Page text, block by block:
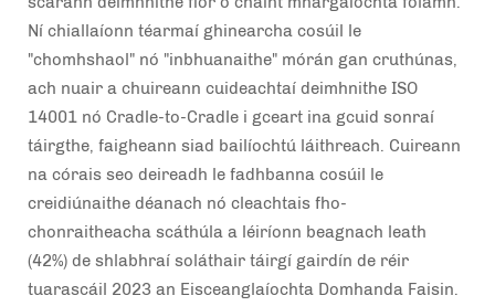
Ní chiallaíonn téarmaí ghinearcha cosúil le
"chomhshaol" nó "inbhuanaithe" mórán gan cruthúnas,
ach nuair a chuireann cuideachtaí deimhnithe ISO
14001 nó Cradle-to-Cradle i gceart ina gcuid sonraí
táirgthe, faigheann siad bailíochtú láithreach. Cuireann
na córais seo deireadh le fadhbanna cosúil le
creidiúnaithe déanach nó cleachtais fho-
chonraitheacha scáthúla a léiríonn beagnach leath
(42%) de shlabhraí soláthair táirgí gairdín de réir
tuarascáil 2023 an Eisceanglaíochta Domhanda Faisin.